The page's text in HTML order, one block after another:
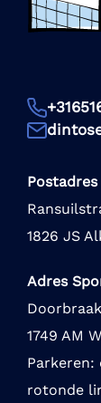
1826 JS
Adres
1749 AM
rotonde